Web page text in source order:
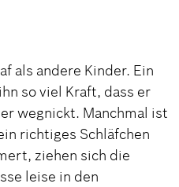
als andere Kinder. Ein
so viel Kraft, dass er
wegnickt. Manchmal ist
richtiges Schläfchen
ziehen sich die
leise in den